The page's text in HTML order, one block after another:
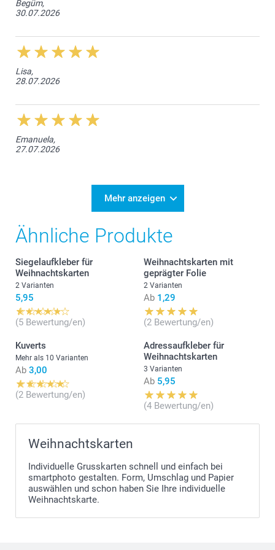
Begüm,
30.07.2026
Lisa,
28.07.2026
Emanuela,
27.07.2026
Mehr anzeigen
Ähnliche Produkte
Siegelaufkleber für
Weihnachtskarten
2 Varianten
5,95
(5 Bewertung/en)
Weihnachtskarten mit
geprägter Folie
2 Varianten
Ab 1,29
(2 Bewertung/en)
Kuverts
Mehr als 10 Varianten
Ab 3,00
(2 Bewertung/en)
Adressaufkleber für
Weihnachtskarten
3 Varianten
Ab 5,95
(4 Bewertung/en)
Weihnachtskarten
Individuelle Grusskarten schnell und einfach bei
smartphoto gestalten. Form, Umschlag und Papier
auswählen und schon haben Sie Ihre individuelle
Weihnachtskarte.